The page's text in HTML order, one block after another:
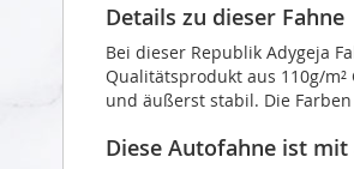
Details zu dieser Fahne
Bei dieser Republik Adygeja
Qualitätsprodukt aus 110g/
und äußerst stabil. Die
Diese Autofahne ist mit